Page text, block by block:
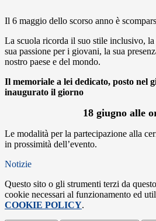
Il 6 maggio dello scorso anno è
La scuola ricorda il suo stile inclusivo,
sua passione per i giovani, la sua
nostro paese e del mondo.
Il memoriale a lei dedicato, posto nel
inaugurato il giorno
18 giugno alle
Le modalità per la partecipazione alla
in prossimità dell’evento.
Notizie
Questo sito o gli strumenti terzi da
cookie necessari al funzionamento ed
COOKIE POLICY.